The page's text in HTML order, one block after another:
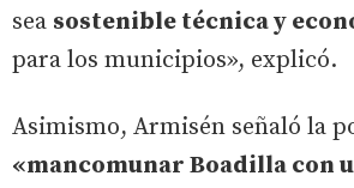
sea sostenible técnica y
para los municipios», explicó.
Asimismo, Armisén señaló la
«mancomunar Boadilla con